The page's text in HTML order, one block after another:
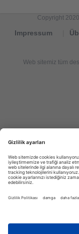
Copyright
Impressum
Web sitemiz tüm
de
Tourismus
Nachrichten,
новости
news,